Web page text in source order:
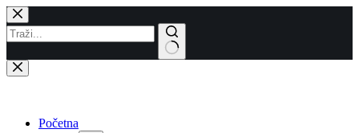
Skip
to
content
No
results
Početna